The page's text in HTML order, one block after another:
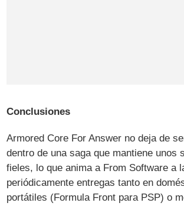
Conclusiones
Armored Core For Answer no deja de
dentro de una saga que mantiene unos
fieles, lo que anima a From Software a
periódicamente entregas tanto en
portátiles (Formula Front para PSP) o